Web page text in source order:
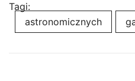
Tagi:
astronomicznych